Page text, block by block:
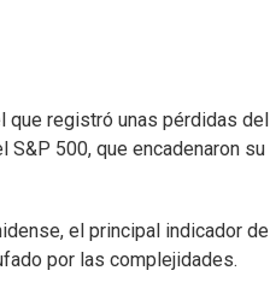
registró unas pérdidas del
500, que encadenaron su
el principal indicador de
por las complejidades.